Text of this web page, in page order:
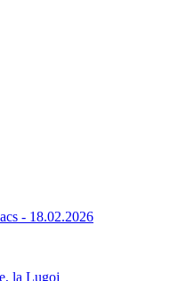
- 18.02.2026
la Lugoj